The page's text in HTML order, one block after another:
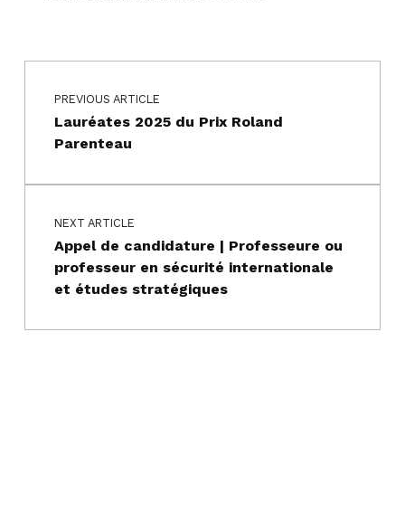
Navigation de l’article
PREVIOUS ARTICLE
Lauréates 2025 du Prix Roland
Parenteau
NEXT ARTICLE
Appel de candidature | Professeure ou
professeur en sécurité internationale
et études stratégiques